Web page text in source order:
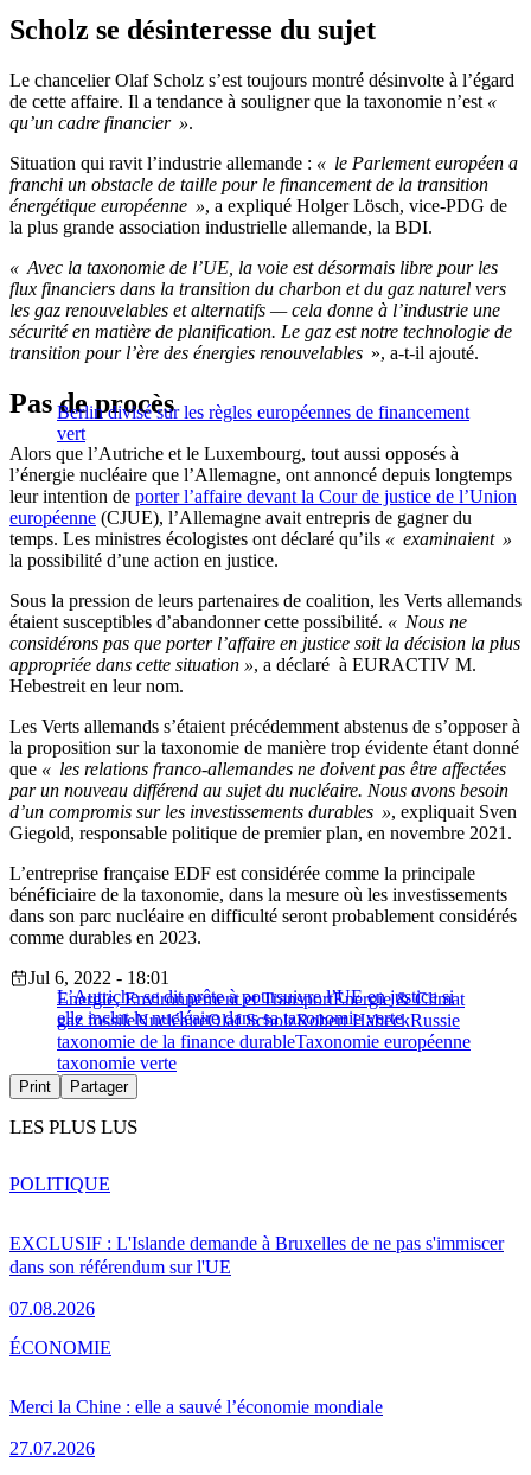
Scholz se désinteresse du sujet
Le chancelier Olaf Scholz s’est toujours montré désinvolte à l’égard
de cette affaire. Il a tendance à souligner que la taxonomie n’est «
qu’un cadre financier ».
Situation qui ravit l’industrie allemande : « le Parlement européen a
franchi un obstacle de taille pour le financement de la transition
énergétique européenne », a expliqué Holger Lösch, vice-PDG de
la plus grande association industrielle allemande, la BDI.
« Avec la taxonomie de l’UE, la voie est désormais libre pour les
flux financiers dans la transition du charbon et du gaz naturel vers
les gaz renouvelables et alternatifs — cela donne à l’industrie une
sécurité en matière de planification. Le gaz est notre technologie de
transition pour l’ère des énergies renouvelables », a-t-il ajouté.
Berlin divisé sur les règles européennes de financement
vert
Pas de procès
Alors que l’Autriche et le Luxembourg, tout aussi opposés à
l’énergie nucléaire que l’Allemagne, ont annoncé depuis longtemps
leur intention de porter l’affaire devant la Cour de justice de l’Union
européenne (CJUE), l’Allemagne avait entrepris de gagner du
temps. Les ministres écologistes ont déclaré qu’ils « examinaient »
la possibilité d’une action en justice.
Sous la pression de leurs partenaires de coalition, les Verts allemands
étaient susceptibles d’abandonner cette possibilité. « Nous ne
considérons pas que porter l’affaire en justice soit la décision la plus
appropriée dans cette situation », a déclaré à EURACTIV M.
Hebestreit en leur nom.
Les Verts allemands s’étaient précédemment abstenus de s’opposer à
la proposition sur la taxonomie de manière trop évidente étant donné
que « les relations franco-allemandes ne doivent pas être affectées
par un nouveau différend au sujet du nucléaire. Nous avons besoin
d’un compromis sur les investissements durables », expliquait Sven
Giegold, responsable politique de premier plan, en novembre 2021.
L’entreprise française EDF est considérée comme la principale
bénéficiaire de la taxonomie, dans la mesure où les investissements
dans son parc nucléaire en difficulté seront probablement considérés
comme durables en 2023.
L’Autriche se dit prête à poursuivre l’UE en justice si
elle inclut le nucléaire dans sa taxonomie verte
Jul 6, 2022 - 18:01
Energie, Environnement et TransportEnergie & Climat
gaz fossileNucléaireOlaf ScholzRobert HabeckRussie
taxonomie de la finance durableTaxonomie européenne
taxonomie verte
Print Partager
LES PLUS LUS
EXCLUSIF : L'Islande demande à Bruxelles de ne pas s'immiscer
dans son référendum sur l'UE
07.08.2026
POLITIQUE
Merci la Chine : elle a sauvé l’économie mondiale
27.07.2026
ÉCONOMIE